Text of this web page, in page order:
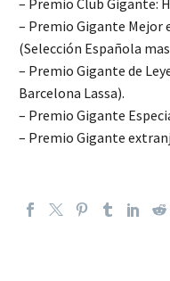
– Premio Gigante Mejor
(Selección Española
– Premio Gigante de
Barcelona Lassa).
– Premio Gigante
– Premio Gigante